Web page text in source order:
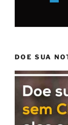
DOE SUA